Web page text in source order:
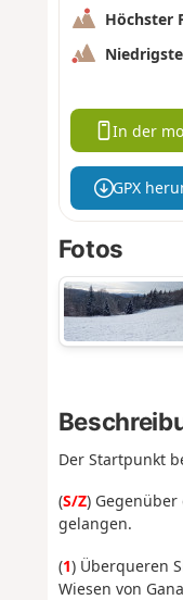
Höchster
In der
GPX
Fotos
Der Startpunkt
(S/Z)
gelangen.
(1) Überqueren
Wiesen von